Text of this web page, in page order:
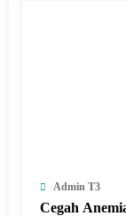
Admin T3
Cegah